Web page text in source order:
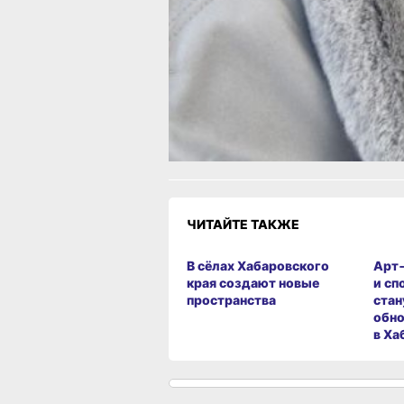
Херсона
Читайте нас в соцсетях: ВКонтакте,
Телеграм или
Как вам материал?
Удивило
ЧИТАЙТЕ ТАКЖЕ
В сёлах Хабаровского
края создают новые
пространства
и
в